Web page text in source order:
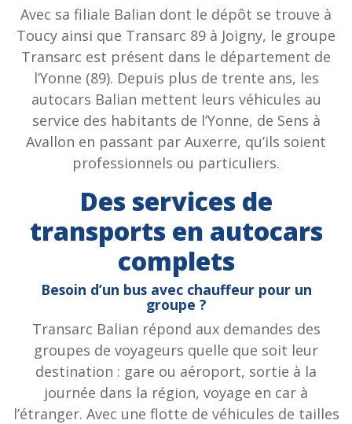
Avec sa filiale Balian dont le dépôt se trouve à
Toucy ainsi que Transarc 89 à Joigny, le groupe
Transarc est présent dans le département de
l’Yonne (89). Depuis plus de trente ans, les
autocars Balian mettent leurs véhicules au
service des habitants de l’Yonne, de Sens à
Avallon en passant par Auxerre, qu’ils soient
professionnels ou particuliers.
Des services de
transports en autocars
complets
Besoin d’un bus avec chauffeur pour un
groupe ?
Transarc Balian répond aux demandes des
groupes de voyageurs quelle que soit leur
destination : gare ou aéroport, sortie à la
journée dans la région, voyage en car à
l’étranger. Avec une flotte de véhicules de tailles